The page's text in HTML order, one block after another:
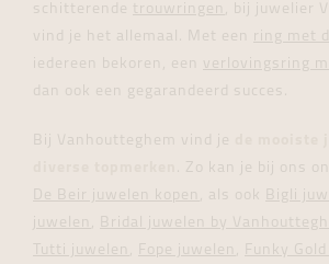
schitterende
trouwringen , bij juwelier
vind je het allemaal. Met een ring met
iedereen bekoren, een
verlovingsring
dan ook een gegarandeerd succes.
Bij Vanhoutteghem vind je
. Zo kan je bij ons
De Beir juwelen kopen , als ook Bigli
juwelen , Bridal juwelen by
Tutti juwelen , Fope juwelen , Funky